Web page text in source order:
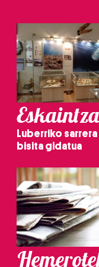
Luberriko
bisita gidatua